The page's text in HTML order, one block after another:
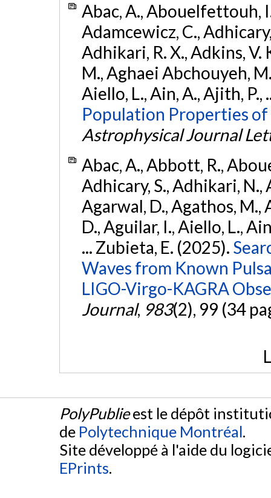
Abac, A., Abouelfettouh,
Adamcewicz, C.,
Adhikari, R. X., Adkins, V.
M., Aghaei Abchouyeh,
Aiello, L., Ain, A., Ajith,
Population Properties
Astrophysical Journal
Abac, A., Abbott, R.,
Adhicary, S., Adhikari, N.,
Agarwal, D., Agathos, M.,
D., Aguilar, I., Aiello, L.,
... Zubieta, E. (2025).
Waves from Known
LIGO-Virgo-KAGRA
Journal, 983(2), 99 (34
PolyPublieest le dépôt
de Polytechnique Montréal.
Site développé à l'aide du
EPrints.